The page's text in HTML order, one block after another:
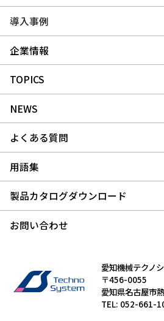
導入事例
企業情報
TOPICS
NEWS
よくある質問
用語集
製品カタログダウンロード
お問い合わせ
愛知機械テクノ
〒456-0055
愛知県名古屋市
TEL: 052-661-